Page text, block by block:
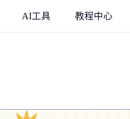
AI工具 教程中心